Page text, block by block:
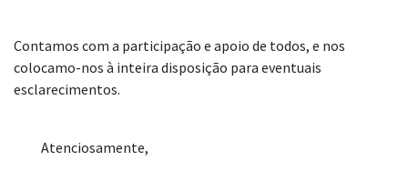
Contamos com a participação e apoio de todos, e nos
colocamo-nos à inteira disposição para eventuais
esclarecimentos.
Atenciosamente,